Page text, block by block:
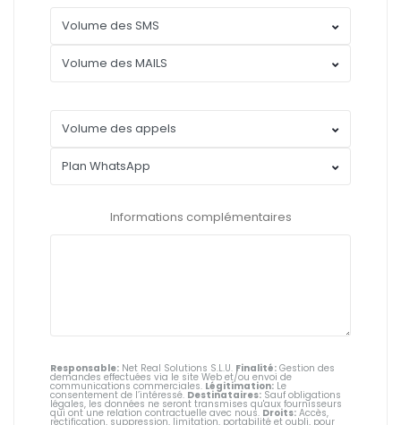
Informations complémentaires
Responsable: Net Real Solutions S.L.U. Finalité: Gestion des
demandes effectuées via le site Web et/ou envoi de
communications commerciales. Légitimation: Le
consentement de l’intéressé. Destinataires: Sauf obligations
légales, les données ne seront transmises qu'aux fournisseurs
qui ont une relation contractuelle avec nous. Droits: Accès,
rectification, suppression, limitation, portabilité et oubli, pour